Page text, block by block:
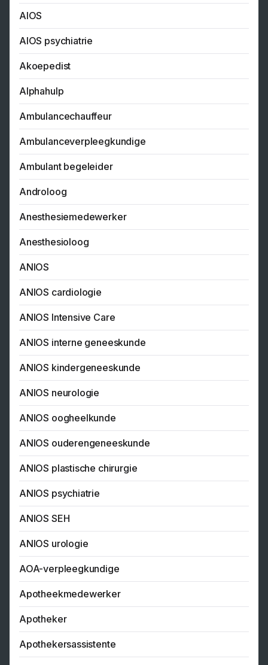
AIOS
AIOS psychiatrie
Akoepedist
Alphahulp
Ambulancechauffeur
Ambulanceverpleegkundige
Ambulant begeleider
Androloog
Anesthesiemedewerker
Anesthesioloog
ANIOS
ANIOS cardiologie
ANIOS Intensive Care
ANIOS interne geneeskunde
ANIOS kindergeneeskunde
ANIOS neurologie
ANIOS oogheelkunde
ANIOS ouderengeneeskunde
ANIOS plastische chirurgie
ANIOS psychiatrie
ANIOS SEH
ANIOS urologie
AOA-verpleegkundige
Apotheekmedewerker
Apotheker
Apothekersassistente